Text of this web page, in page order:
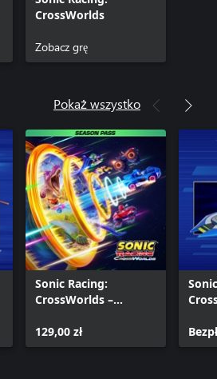
CrossWorlds
Zobacz grę
Pokaż wszystko
Sonic Racing:
CrossWorlds –
129,00 zł
Star”